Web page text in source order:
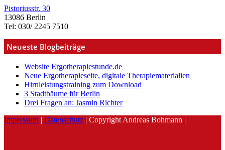
Pistoriusstr. 30
13086 Berlin
Tel: 030/ 2245 7510
Neueste Blogbeiträge
Website Ergotherapiestunde.de
Neue Ergotherapieseite, digitale Therapiematerialien
Hirnleistungstraining zum Download
3 Stadtbäume für Berlin
Drei Fragen an: Jasmin Richter
Impressum | Datenschutz | Copyright Andreas Bohmann |